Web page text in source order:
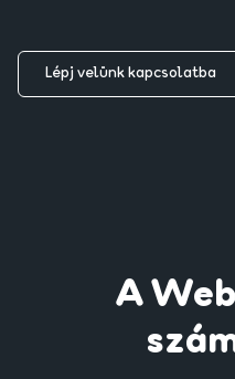
Lépj velünk kapcsolatba
A